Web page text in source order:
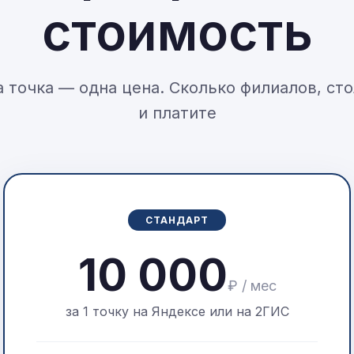
стоимость
точка — одна цена. Сколько филиалов,
и платите
СТАНДАРТ
10 000₽ / мес
за 1 точку на Яндексе или на 2ГИС